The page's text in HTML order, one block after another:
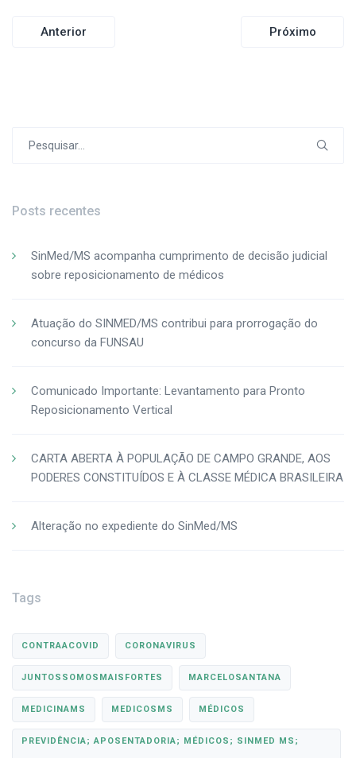
Navegação
Anterior Próximo
Posts recentes
SinMed/MS acompanha cumprimento de decisão judicial
sobre reposicionamento de médicos
Atuação do SINMED/MS contribui para prorrogação do
concurso da FUNSAU
Comunicado Importante: Levantamento para Pronto
Reposicionamento Vertical
CARTA ABERTA À POPULAÇÃO DE CAMPO GRANDE, AOS
PODERES CONSTITUÍDOS E À CLASSE MÉDICA BRASILEIRA
Alteração no expediente do SinMed/MS
Tags
CONTRAACOVID CORONAVIRUS
JUNTOSSOMOSMAISFORTES MARCELOSANTANA
MEDICINAMS MEDICOSMS MÉDICOS
PREVIDÊNCIA; APOSENTADORIA; MÉDICOS; SINMED MS;